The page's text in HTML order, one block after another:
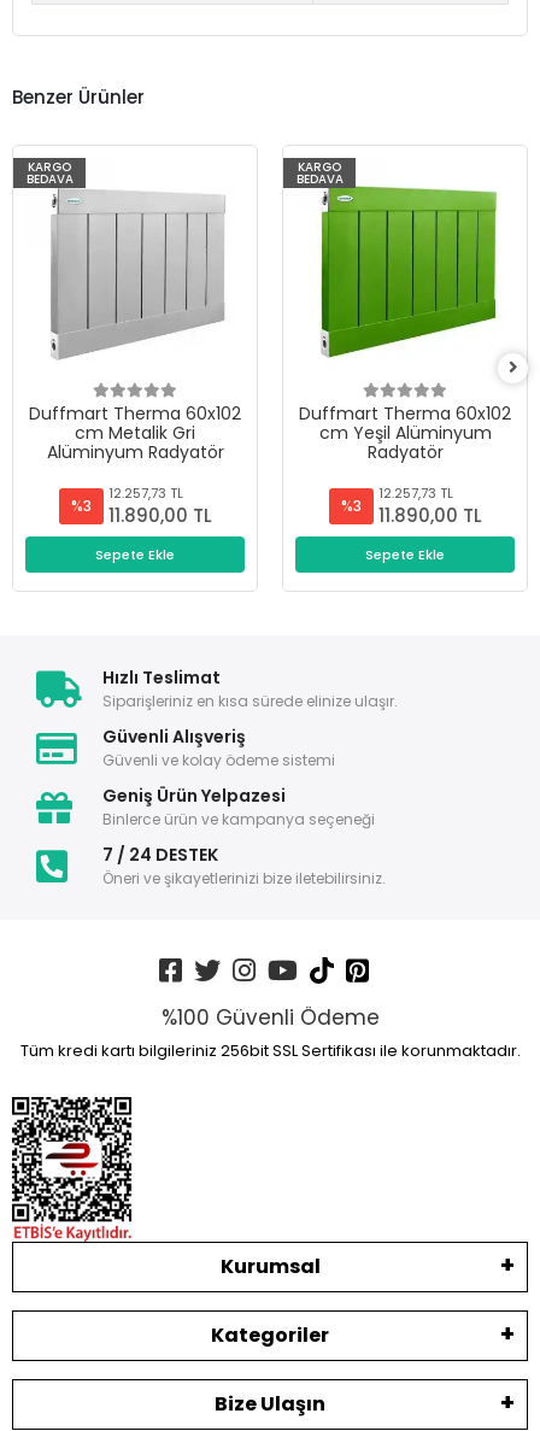
Benzer Ürünler
KARGO
BEDAVA
Duffmart Therma 60x102
cm Metalik Gri
Alüminyum Radyatör
%3
12.257,73 TL
11.890,00 TL
Sepete Ekle
KARGO
BEDAVA
Duffmart Therma 60x102
cm Yeşil Alüminyum
Radyatör
%3
12.257,73 TL
11.890,00 TL
Sepete Ekle
Hızlı Teslimat
Siparişleriniz en kısa sürede elinize ulaşır.
Güvenli Alışveriş
Güvenli ve kolay ödeme sistemi
Geniş Ürün Yelpazesi
Binlerce ürün ve kampanya seçeneği
7 / 24 DESTEK
Öneri ve şikayetlerinizi bize iletebilirsiniz.
%100 Güvenli Ödeme
Tüm kredi kartı bilgileriniz 256bit SSL Sertifikası ile korunmaktadır.
Kurumsal
Kategoriler
Bize Ulaşın